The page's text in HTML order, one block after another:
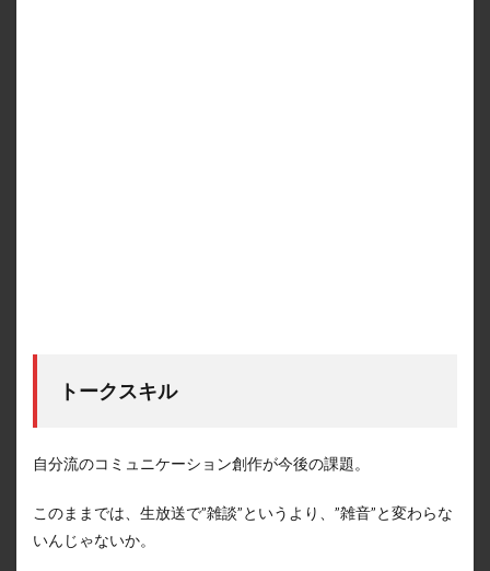
トークスキル
自分流のコミュニケーション創作が今後の課題。
このままでは、生放送で”雑談”というより、”雑音”と変わらな
いんじゃないか。